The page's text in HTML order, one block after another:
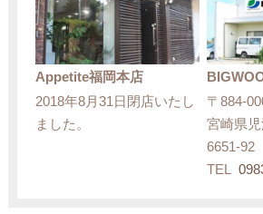
Appetite福岡本店
2018年8月31日閉店いたし
ました。
〒884-
宮崎県
6651-92
TEL